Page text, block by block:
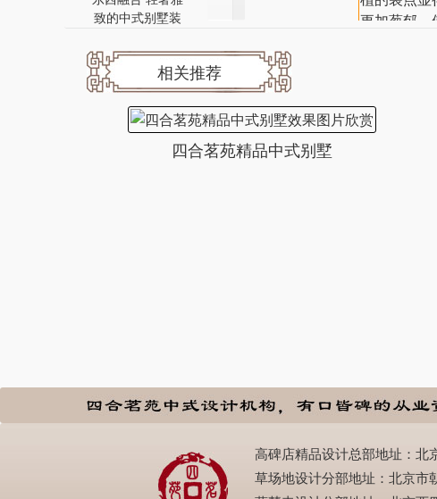
致的中式别墅装
相关推荐
四合茗苑精品中式别墅
高碑店精品设计总部地址：北
草场地设计分部地址：北京市